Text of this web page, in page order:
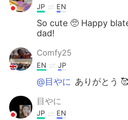
JP EN
So cute 🥺 Happy
dad!
Comfy25
EN JP
@目やに ありがとう
目やに
JP EN